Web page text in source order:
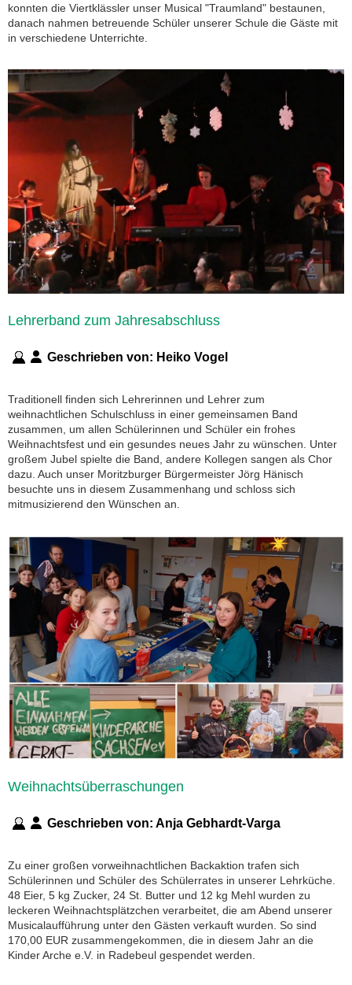
konnten die Viertklässler unser Musical "Traumland" bestaunen,
danach nahmen betreuende Schüler unserer Schule die Gäste mit
in verschiedene Unterrichte.
Lehrerband zum Jahresabschluss
Geschrieben von: Heiko Vogel
Traditionell finden sich Lehrerinnen und Lehrer zum
weihnachtlichen Schulschluss in einer gemeinsamen Band
zusammen, um allen Schülerinnen und Schüler ein frohes
Weihnachtsfest und ein gesundes neues Jahr zu wünschen. Unter
großem Jubel spielte die Band, andere Kollegen sangen als Chor
dazu. Auch unser Moritzburger Bürgermeister Jörg Hänisch
besuchte uns in diesem Zusammenhang und schloss sich
mitmusizierend den Wünschen an.
Weihnachtsüberraschungen
Geschrieben von: Anja Gebhardt-Varga
Zu einer großen vorweihnachtlichen Backaktion trafen sich
Schülerinnen und Schüler des Schülerrates in unserer Lehrküche.
48 Eier, 5 kg Zucker, 24 St. Butter und 12 kg Mehl wurden zu
leckeren Weihnachtsplätzchen verarbeitet, die am Abend unserer
Musicalaufführung unter den Gästen verkauft wurden. So sind
170,00 EUR zusammengekommen, die in diesem Jahr an die
Kinder Arche e.V. in Radebeul gespendet werden.